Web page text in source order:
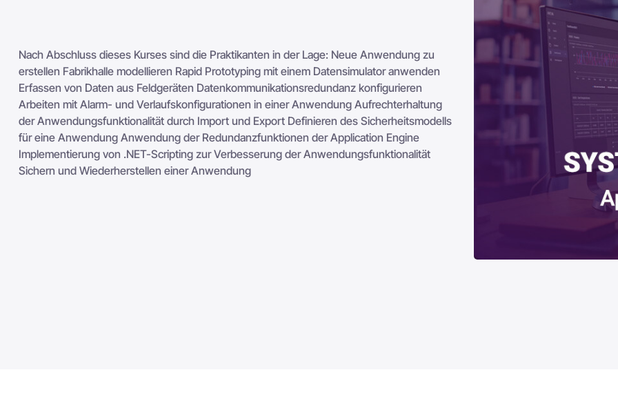
Nach Abschluss dieses Kurses sind die Praktikanten in der Lage: Neue Anwendung zu
erstellen Fabrikhalle modellieren Rapid Prototyping mit einem Datensimulator anwenden
Erfassen von Daten aus Feldgeräten Datenkommunikationsredundanz konfigurieren
Arbeiten mit Alarm- und Verlaufskonfigurationen in einer Anwendung Aufrechterhaltung
der Anwendungsfunktionalität durch Import und Export Definieren des Sicherheitsmodells
für eine Anwendung Anwendung der Redundanzfunktionen der Application Engine
Implementierung von .NET-Scripting zur Verbesserung der Anwendungsfunktionalität
Sichern und Wiederherstellen einer Anwendung